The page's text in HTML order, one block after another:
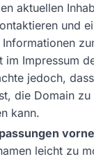
aktuellen
und
im Impressum
jedoch,
die Domain
kann.
leicht zu